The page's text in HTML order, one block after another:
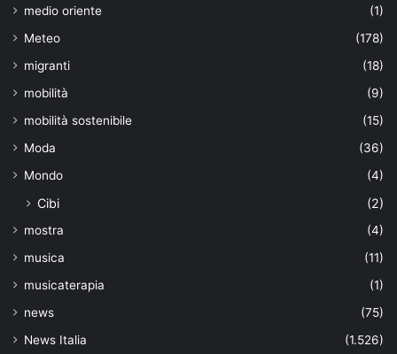
medio oriente
(1)
Meteo
(178)
migranti
(18)
mobilità
(9)
mobilità sostenibile
(15)
Moda
(36)
Mondo
(4)
Cibi (2)
mostra
(4)
musica
(11)
musicaterapia
(1)
news
(75)
News Italia
(1.526)